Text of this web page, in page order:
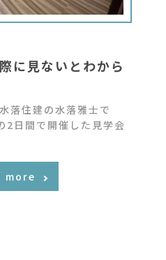
に見ないとわから
落住建の水落雅士で
2日間で開催した見学会
more